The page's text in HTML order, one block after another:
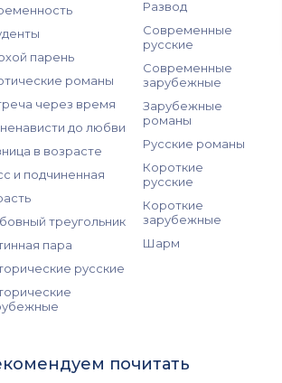
парень
романы
через время
до любви
в возрасте
и подчиненная
треугольник
пара
русские
Развод
Современные
русские
Современные
зарубежные
Зарубежные
романы
Русские романы
Короткие
русские
Короткие
зарубежные
Шарм
почитать